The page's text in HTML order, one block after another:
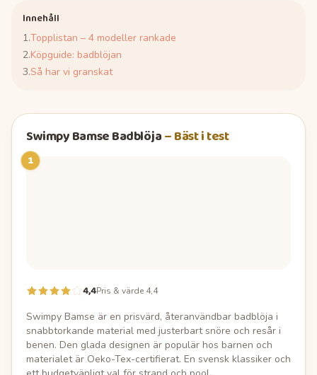
Innehåll
1.Topplistan – 4 modeller rankade
2.Köpguide: badblöjan
3.Så har vi granskat
Swimpy Bamse Badblöja–Bäst i test
1
4,4Pris & värde 4,4
Swimpy Bamse är en prisvärd, återanvändbar badblöja i
snabbtorkande material med justerbart snöre och resår i
benen. Den glada designen är populär hos barnen och
materialet är Oeko-Tex-certifierat. En svensk klassiker och